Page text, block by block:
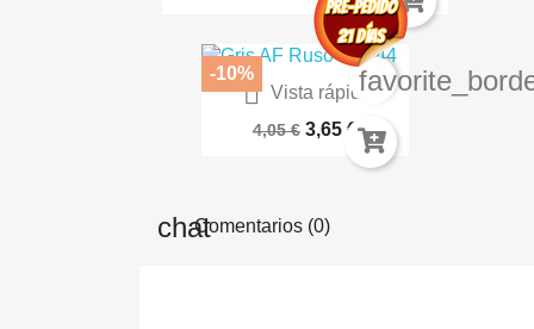
 Vista rápida
Setas Silvestres 1:48-1:35
4,05 € 3,65 €
-10%
Comentarios (0)